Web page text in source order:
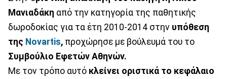
Μανιαδάκη από την κατηγορία της παθητικής
δωροδοκίας για τα έτη 2010-2014 στην υπόθεση
της Novartis, προχώρησε με βούλευμά του το
Συμβούλιο Εφετών Αθηνών.
Με τον τρόπο αυτό κλείνει οριστικά το κεφάλαιο